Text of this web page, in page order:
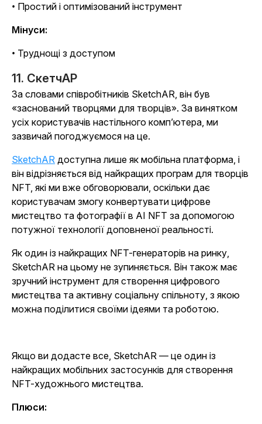
• Простий і оптимізований інструмент
Мінуси:
• Труднощі з доступом
11. СкетчАР
За словами співробітників SketchAR, він був
«заснований творцями для творців». За винятком
усіх користувачів настільного комп’ютера, ми
зазвичай погоджуємося на це.
SketchAR доступна лише як мобільна платформа, і
він відрізняється від найкращих програм для творців
NFT, які ми вже обговорювали, оскільки дає
користувачам змогу конвертувати цифрове
мистецтво та фотографії в AI NFT за допомогою
потужної технології доповненої реальності.
Як один із найкращих NFT-генераторів на ринку,
SketchAR на цьому не зупиняється. Він також має
зручний інструмент для створення цифрового
мистецтва та активну соціальну спільноту, з якою
можна поділитися своїми ідеями та роботою.
Якщо ви додасте все, SketchAR — це один із
найкращих мобільних застосунків для створення
NFT-художнього мистецтва.
Плюси: